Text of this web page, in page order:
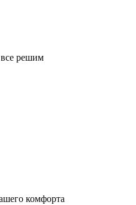
все решим
комфорта